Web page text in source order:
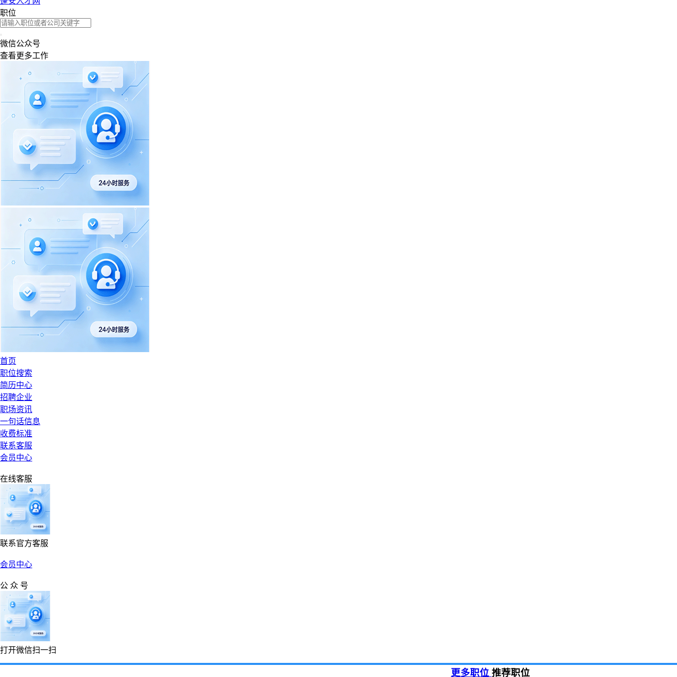
职位
微信公众号
查看更多工作
首页
职位搜索
简历中心
招聘企业
职场资讯
一句话信息
收费标准
联系客服
会员中心
在线客服
联系官方客服
会员中心
公 众 号
打开微信扫一扫
更多职位 推荐职位